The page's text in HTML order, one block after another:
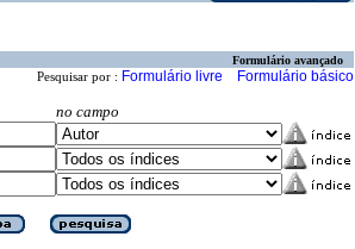
Formulário avançado
Pesquisar por : Formulário livre Formulário básico
no campo